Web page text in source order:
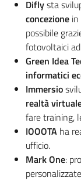
Diflysta
concezione
possibile
fotovoltaici
Green Idea
informatici
Immersio
realtà
fare training,
IOOOTA ha
ufficio.
Mark One:
personalizzate